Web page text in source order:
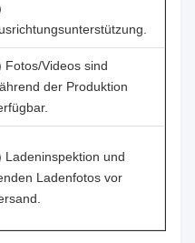
Fotos/Videos sind
der Produktion
Ladeninspektion und
Ladenfotos vor